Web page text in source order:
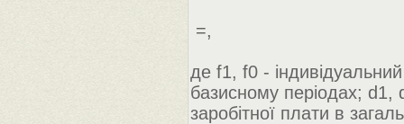
=,
де f1, f0 - індивідуальний
базисному періодах; d1,
заробітної плати в